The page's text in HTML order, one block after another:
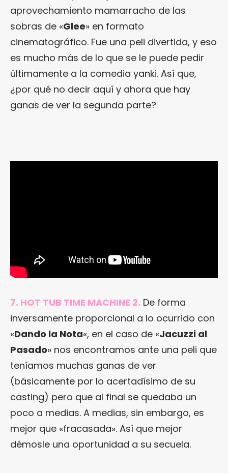
aprovechamiento mamarracho de las
sobras de «Glee» en formato
cinematográfico. Fue una peli divertida, y eso
es mucho más de lo que se le puede pedir
últimamente a la comedia yanki. Así que,
¿por qué no decir aquí y ahora que hay
ganas de ver la segunda parte?
7. HOT TUB TIME MACHINE 2. De forma
inversamente proporcional a lo ocurrido con
«Dando la Nota«, en el caso de «Jacuzzi al
Pasado» nos encontramos ante una peli que
teníamos muchas ganas de ver
(básicamente por lo acertadísimo de su
casting) pero que al final se quedaba un
poco a medias. A medias, sin embargo, es
mejor que «fracasada». Así que mejor
démosle una oportunidad a su secuela.